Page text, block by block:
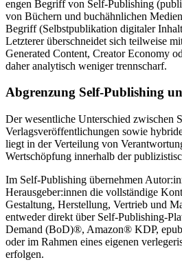
engen Begriff von Self-Publishing
von Büchern und buchähnlichen
Begriff (Selbstpublikation digitaler
Letzterer überschneidet sich teilweise
Generated Content, Creator Economy
daher analytisch weniger trennscharf.
Abgrenzung Self-Publishing
Der wesentliche Unterschied zwischen
Verlagsveröffentlichungen sowie
liegt in der Verteilung von
Wertschöpfung innerhalb der
Im Self-Publishing übernehmen
Herausgeber:innen die vollständige
Gestaltung, Herstellung, Vertrieb und
entweder direkt über Self-Publishing-
Demand (BoD)®, Amazon® KDP,
oder im Rahmen eines eigenen
erfolgen.